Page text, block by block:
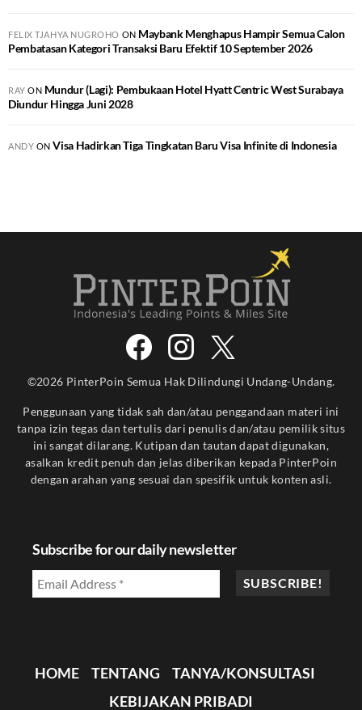
FELIX TJAHYA NUGROHO ON Maybank Menghapus Hampir Semua Calon
Pembatasan Kategori Transaksi Baru Efektif 10 September 2026
RAY ON Mundur (Lagi): Pembukaan Hotel Hyatt Centric West Surabaya
Diundur Hingga Juni 2028
ANDY ONVisa Hadirkan Tiga Tingkatan Baru Visa Infinite di Indonesia
©2026 PinterPoin Semua Hak Dilindungi Undang-Undang.
Penggunaan yang tidak sah dan/atau penggandaan materi ini
tanpa izin tegas dan tertulis dari penulis dan/atau pemilik situs
ini sangat dilarang. Kutipan dan tautan dapat digunakan,
asalkan kredit penuh dan jelas diberikan kepada PinterPoin
dengan arahan yang sesuai dan spesifik untuk konten asli.
Subscribe for our daily newsletter
HOME TENTANG
TANYA/KONSULTASI
KEBIJAKAN PRIBADI